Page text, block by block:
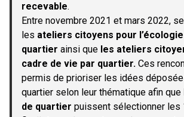
recevable.
Entre novembre 2021 et mars 2022,
les ateliers citoyens pour
quartier ainsi que les ateliers
cadre de vie par quartier. Ces
permis de prioriser les idées
quartier selon leur thématique afin que
de quartier puissent sélectionner les